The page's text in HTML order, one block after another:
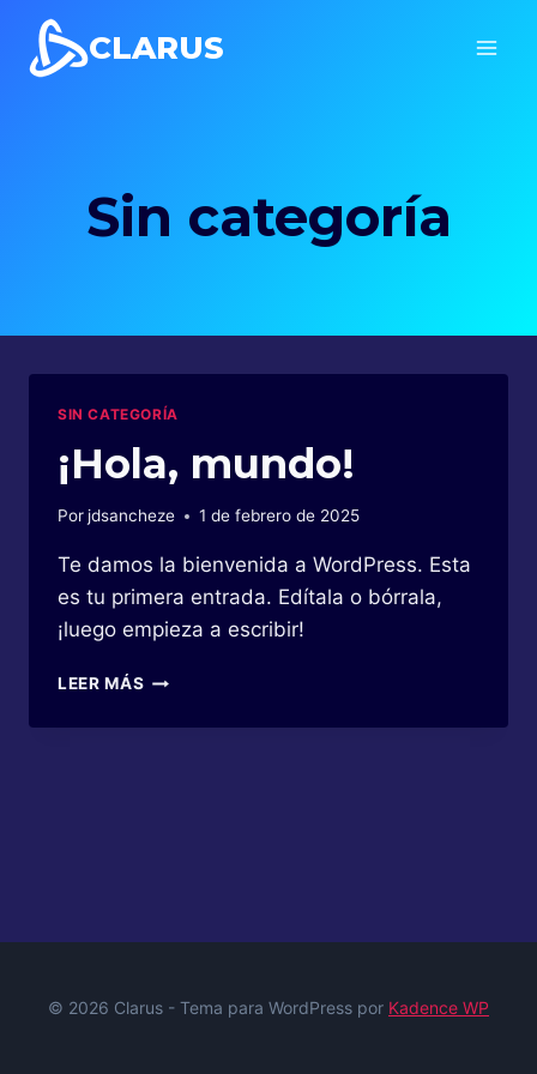
Saltar
contenido
CLARUS
Sin categoría
SIN CATEGORÍA
¡Hola, mundo!
Porjdsancheze 1 de febrero de 2025
Te damos la bienvenida a WordPress. Esta
es tu primera entrada. Edítala o bórrala,
¡luego empieza a escribir!
LEER MÁS ¡HOLA,
© 2026 Clarus - Tema para WordPress por Kadence WP